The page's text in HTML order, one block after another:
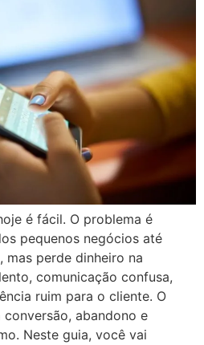
é fácil. O problema é
pequenos negócios até
mas perde dinheiro na
comunicação confusa,
ruim para o cliente. O
abandono e
Neste guia, você vai